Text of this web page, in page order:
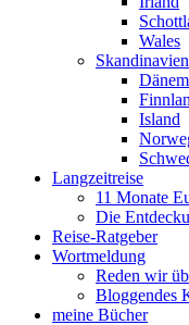
Wales
Skandinavien
Island
Langzeitreise
11 Monate
Die
Reise-Ratgeber
Wortmeldung
Reden wir
Bloggendes
meine Bücher